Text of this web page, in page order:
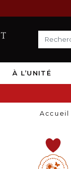
À L’UNITÉ
Accueil